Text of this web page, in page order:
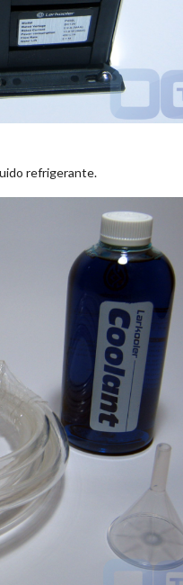
refrigerante.